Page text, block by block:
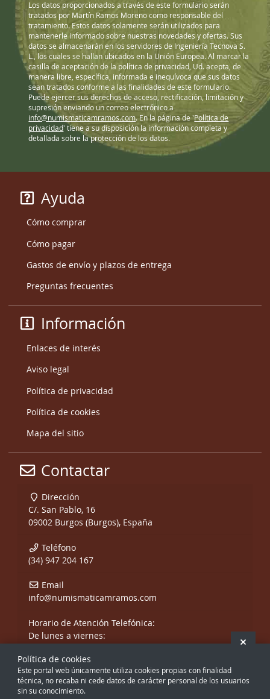
Los datos proporcionados a través de este formulario serán
tratados por Martín Ramos Moreno como responsable del
tratamiento. Estos datos solamente serán utilizados para
mantenerle informado sobre nuestras novedades y ofertas. Sus
datos se almacenarán en los servidores de Ingeniería Tecnova S.
L., los cuales se hallan ubicados en la Unión Europea. Al marcar la
casilla de aceptación de la política de privacidad, Ud. acepta, de
manera libre, específica, informada e inequívoca que sus datos
sean tratados conforme a las finalidades de este formulario.
Puede ejercer sus derechos de acceso, rectificación, limitación y
supresión enviando un correo electrónico a
info@numismaticamramos.com. En la página de 'Política de
privacidad' tiene a su disposición la información completa y
detallada sobre la protección de los datos.
Ayuda
Cómo comprar
Cómo pagar
Gastos de envío y plazos de entrega
Preguntas frecuentes
Información
Enlaces de interés
Aviso legal
Política de privacidad
Política de cookies
Mapa del sitio
Contactar
Dirección
C/. San Pablo, 16
09002 Burgos (Burgos), España
Teléfono
(34) 947 204 167
Email
info@numismaticamramos.com
Horario de Atención Telefónica:
De lunes a viernes:
y de 17:00 a 20:00 h.
Sábados, sólo mañanas.
Política de cookies
Este portal web únicamente utiliza cookies propias con finalidad
técnica, no recaba ni cede datos de carácter personal de los usuarios
sin su conocimiento.